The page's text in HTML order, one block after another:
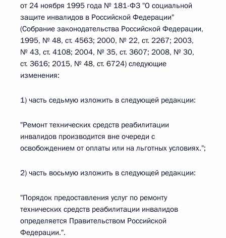
от 24 ноября 1995 года № 181-ФЗ "О социальной
защите инвалидов в Российской Федерации"
(Собрание законодательства Российской Федерации,
1995, № 48, ст. 4563; 2000, № 22, ст. 2267; 2003,
№ 43, ст. 4108; 2004, № 35, ст. 3607; 2008, № 30,
ст. 3616; 2015, № 48, ст. 6724) следующие
изменения:
1) часть седьмую изложить в следующей редакции:
"Ремонт технических средств реабилитации
инвалидов производится вне очереди с
освобождением от оплаты или на льготных условиях.";
2) часть восьмую изложить в следующей редакции:
"Порядок предоставления услуг по ремонту
технических средств реабилитации инвалидов
определяется Правительством Российской
Федерации.".